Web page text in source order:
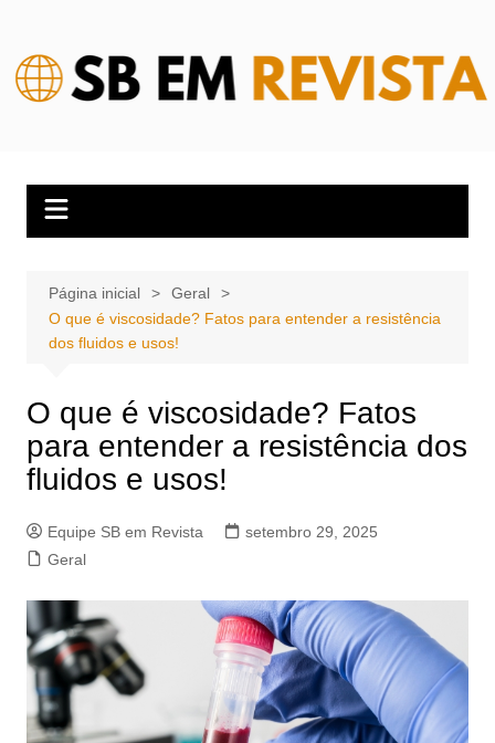
conteúdo
Página inicial
Geral
O que é viscosidade? Fatos para entender a resistência
dos fluidos e usos!
O que é viscosidade? Fatos
para entender a resistência dos
fluidos e usos!
Equipe SB em Revista
setembro 29, 2025
Geral